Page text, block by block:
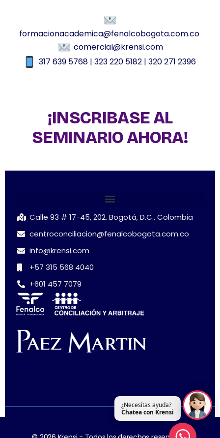
formacionacademica@fenalcobogota.com.co
comercial@krensi.com
317 639 5768 | 323 220 5182 | 320 271 2396
¡INSCRIBASE AL
SEMINARIO AHORA!
Calle 93 # 17-45, 202. Bogotá, D.C., Colombia
centroconciliacion@fenalcobogota.com.co
info@krensi.com
+57 315 568 4040
+601 457 7079
¿Necesitas ayuda?
Chatea con Krensi